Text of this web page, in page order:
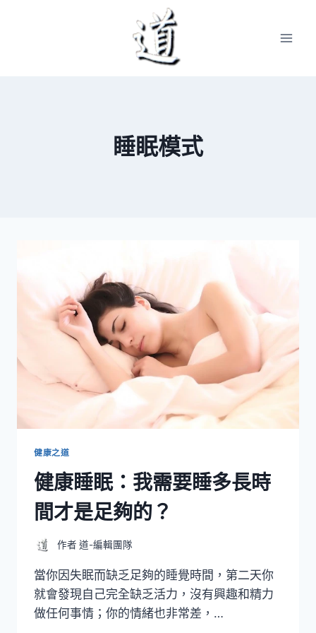
睡眠模式
健康之道
健康睡眠：我需要睡多長時
間才是足夠的？
作者 道-編輯團隊
當你因失眠而缺乏足夠的睡覺時間，第二天你
就會發現自己完全缺乏活力，沒有興趣和精力
做任何事情；你的情緒也非常差，…